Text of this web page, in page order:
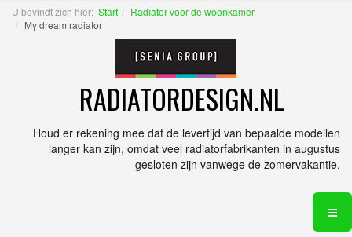
U bevindt zich hier: Start
Radiator voor de woonkamer
My dream radiator
RADIATORDESIGN.NL
Houd er rekening mee dat de levertijd van bepaalde modellen
langer kan zijn, omdat veel radiatorfabrikanten in augustus
gesloten zijn vanwege de zomervakantie.